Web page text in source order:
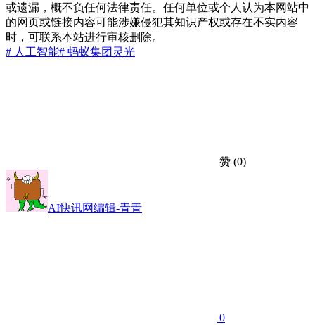
或遗漏，概不负任何法律责任。任何单位或个人认为本网站中
的网页或链接内容可能涉嫌侵犯其知识产权或存在不实内容
时，可联系本站进行审核删除。
# 人工智能# 蚂蚁集团 灵光
赞 (0)
AI快讯网编辑-青青
0